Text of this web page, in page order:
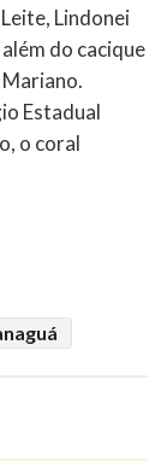
Lindonei
do cacique
Mariano.
Estadual
o coral